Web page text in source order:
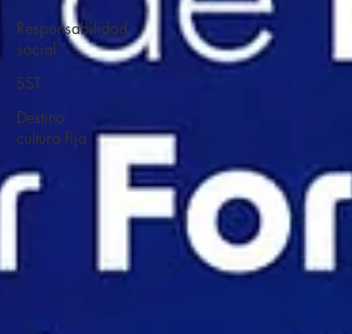
Responsabilidad
social
SST
Destino
cultura fija